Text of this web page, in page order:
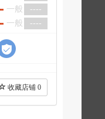
一般
----
一般 ----
收藏店铺 0